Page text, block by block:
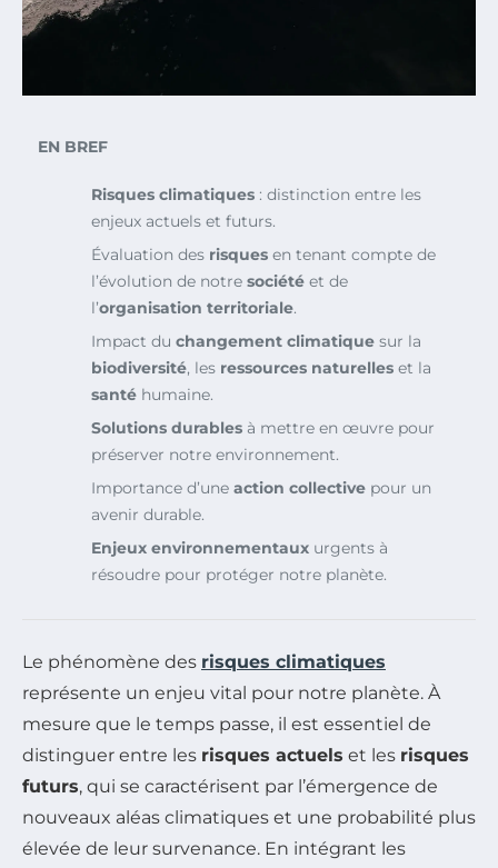
EN BREF
Risques climatiques : distinction entre les
enjeux actuels et futurs.
Évaluation des risques en tenant compte de
l’évolution de notre société et de
l’organisation territoriale.
Impact du changement climatique sur la
biodiversité, les ressources naturelles et la
santé humaine.
Solutions durables à mettre en œuvre pour
préserver notre environnement.
Importance d’une action collective pour un
avenir durable.
Enjeux environnementaux urgents à
résoudre pour protéger notre planète.
Le phénomène des risques climatiques
représente un enjeu vital pour notre planète. À
mesure que le temps passe, il est essentiel de
distinguer entre les risques actuels et les risques
futurs, qui se caractérisent par l’émergence de
nouveaux aléas climatiques et une probabilité plus
élevée de leur survenance. En intégrant les